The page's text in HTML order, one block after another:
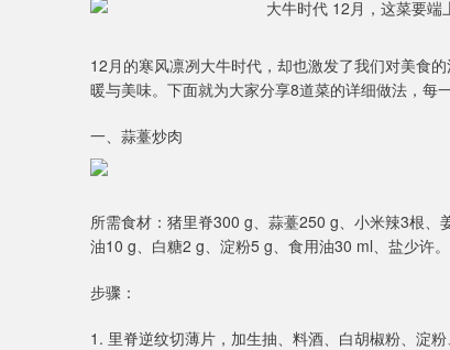
12月的寒风凛冽大牛时代，却也激发了我们对美食
暖与美味。下面就为大家分享8道菜的详细做法，每
一、蒜薹炒肉
所需食材：猪里脊300 g、蒜薹250 g、小米辣3根
油10 g、白糖2 g、淀粉5 g、食用油30 ml、盐少许。
步骤：
1. 里脊逆纹切薄片，加生抽、料酒、白胡椒粉、淀